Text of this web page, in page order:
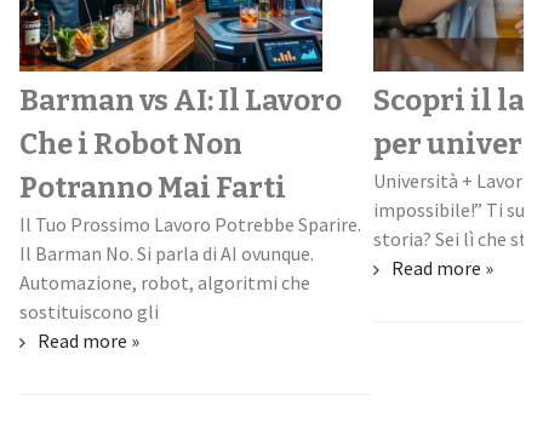
Barman vs AI: Il Lavoro
Che i Robot Non
Potranno Mai Farti
Il Tuo Prossimo Lavoro Potrebbe Sparire.
Il Barman No. Si parla di AI ovunque.
Automazione, robot, algoritmi che
sostituiscono gli
Read more »
Scopri il
per
Università +
impossibile!” Ti
storia? Sei lì che
Read more »